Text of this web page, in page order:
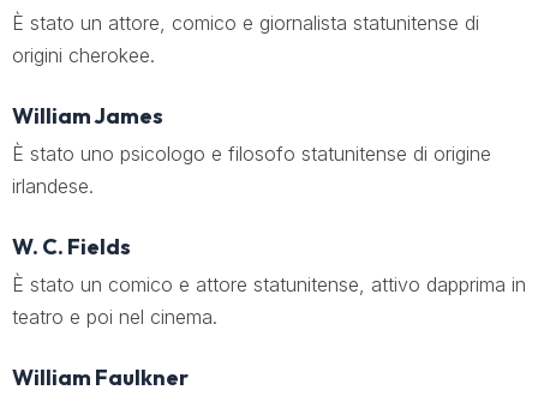
È stato un attore, comico e giornalista statunitense di
origini cherokee.
William James
È stato uno psicologo e filosofo statunitense di origine
irlandese.
W. C. Fields
È stato un comico e attore statunitense, attivo dapprima in
teatro e poi nel cinema.
William Faulkner